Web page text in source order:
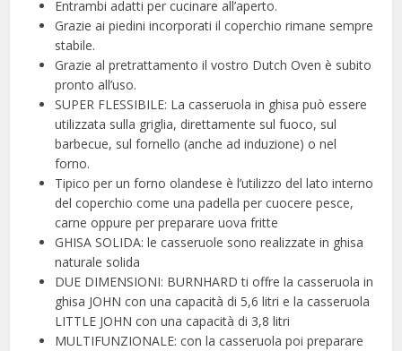
Entrambi adatti per cucinare all’aperto.
Grazie ai piedini incorporati il coperchio rimane sempre
stabile.
Grazie al pretrattamento il vostro Dutch Oven è subito
pronto all’uso.
SUPER FLESSIBILE: La casseruola in ghisa può essere
utilizzata sulla griglia, direttamente sul fuoco, sul
barbecue, sul fornello (anche ad induzione) o nel
forno.
Tipico per un forno olandese è l’utilizzo del lato interno
del coperchio come una padella per cuocere pesce,
carne oppure per preparare uova fritte
GHISA SOLIDA: le casseruole sono realizzate in ghisa
naturale solida
DUE DIMENSIONI: BURNHARD ti offre la casseruola in
ghisa JOHN con una capacità di 5,6 litri e la casseruola
LITTLE JOHN con una capacità di 3,8 litri
MULTIFUNZIONALE: con la casseruola poi preparare